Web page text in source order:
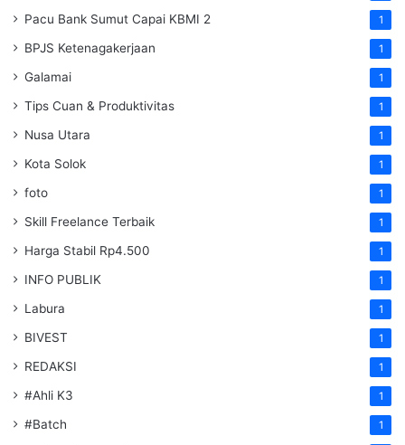
Pacu Bank Sumut Capai KBMI 2 1
BPJS Ketenagakerjaan 1
Galamai 1
Tips Cuan & Produktivitas 1
Nusa Utara 1
Kota Solok 1
foto 1
Skill Freelance Terbaik 1
Harga Stabil Rp4.500 1
INFO PUBLIK 1
Labura 1
BIVEST 1
REDAKSI 1
#Ahli K3 1
#Batch 1